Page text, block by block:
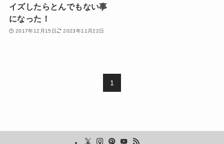
イズしたらとんでもない事
になった！
2017年12月15日 2023年11月22日
1